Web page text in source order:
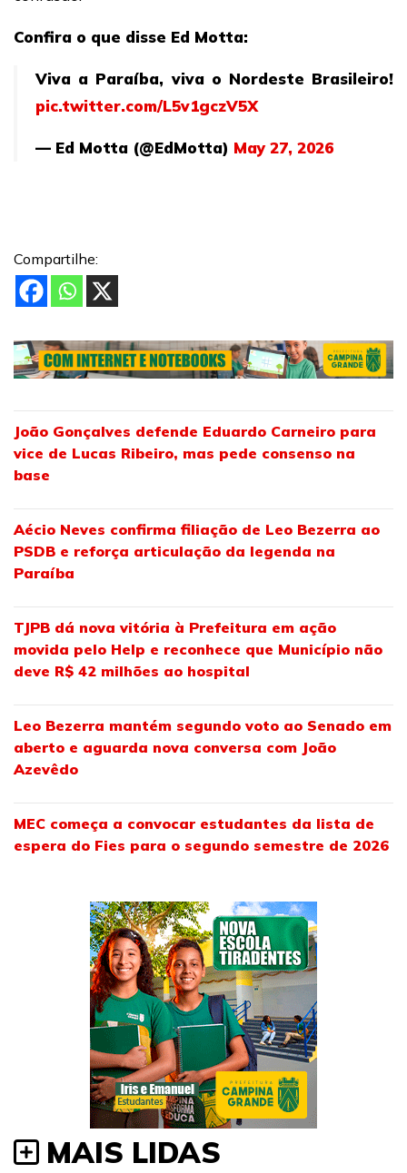
Confira o que disse Ed Motta:
Viva a Paraíba, viva o Nordeste Brasileiro!
pic.twitter.com/L5v1gczV5X
— Ed Motta (@EdMotta) May 27, 2026
Compartilhe:
João Gonçalves defende Eduardo Carneiro para
vice de Lucas Ribeiro, mas pede consenso na
base
Aécio Neves confirma filiação de Leo Bezerra ao
PSDB e reforça articulação da legenda na
Paraíba
TJPB dá nova vitória à Prefeitura em ação
movida pelo Help e reconhece que Município não
deve R$ 42 milhões ao hospital
Leo Bezerra mantém segundo voto ao Senado em
aberto e aguarda nova conversa com João
Azevêdo
MEC começa a convocar estudantes da lista de
espera do Fies para o segundo semestre de 2026
MAIS LIDAS